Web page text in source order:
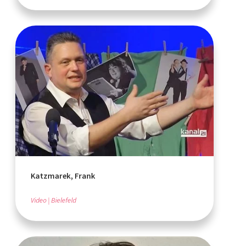
Katzmarek, Frank
Video Bielefeld